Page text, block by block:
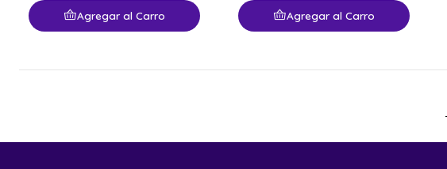
Agregar al Carro Agregar al Carro